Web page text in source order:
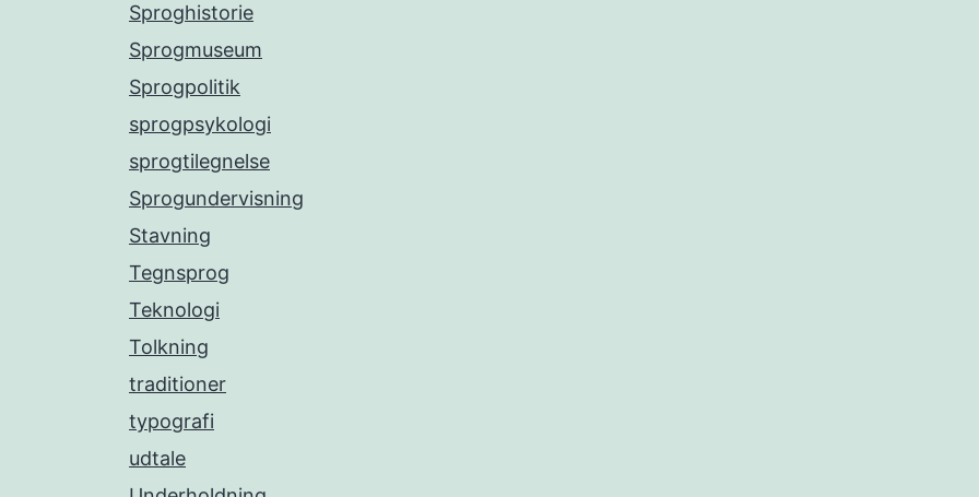
Sproghistorie
Sprogmuseum
Sprogpolitik
sprogpsykologi
sprogtilegnelse
Sprogundervisning
Stavning
Tegnsprog
Teknologi
Tolkning
traditioner
typografi
udtale